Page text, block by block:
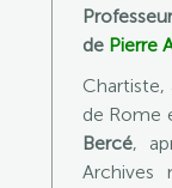
de Pierre
Chartiste,
de Rome
Bercé,
Archives